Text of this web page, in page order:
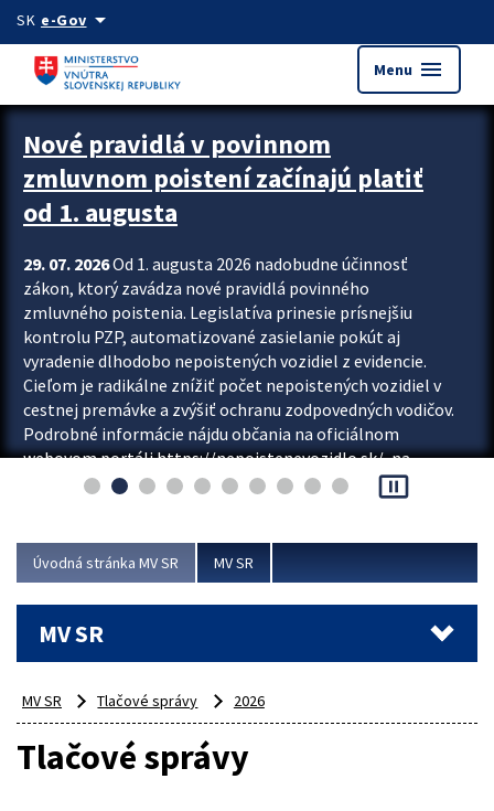
Preskocit na hlavný obsah
SK e-Govarrow_drop_down
Menu menu
Zastavit automatický posun upútavok
Nové pravidlá v povinnom
zmluvnom poistení začínajú platiť
od 1. augusta
29. 07. 2026Od 1. augusta 2026 nadobudne účinnosť
zákon, ktorý zavádza nové pravidlá povinného
zmluvného poistenia. Legislatíva prinesie prísnejšiu
kontrolu PZP, automatizované zasielanie pokút aj
vyradenie dlhodobo nepoistených vozidiel z evidencie.
Cieľom je radikálne znížiť počet nepoistených vozidiel v
cestnej premávke a zvýšiť ochranu zodpovedných vodičov.
Podrobné informácie nájdu občania na oficiálnom
webovom portáli https://nepoistenevozidlo.sk/, na
ktorom od augusta pribudne aj možnosť overiť si...
pause_presentation
Úvodná stránka MV SR MV SR
MV SR
MV SR Tlačové správy 2026
Tlačové správy